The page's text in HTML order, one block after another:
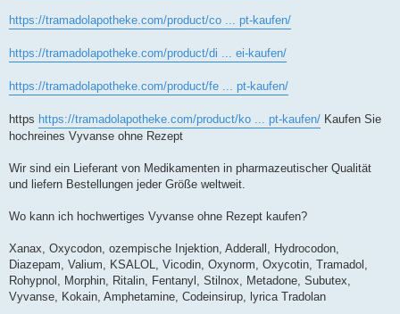
https://tramadolapotheke.com/product/co ... pt-kaufen/
https://tramadolapotheke.com/product/di ... ei-kaufen/
https://tramadolapotheke.com/product/fe ... pt-kaufen/
https https://tramadolapotheke.com/product/ko ... pt-kaufen/ Kaufen Sie
hochreines Vyvanse ohne Rezept
Wir sind ein Lieferant von Medikamenten in pharmazeutischer Qualität
und liefern Bestellungen jeder Größe weltweit.
Wo kann ich hochwertiges Vyvanse ohne Rezept kaufen?
Xanax, Oxycodon, ozempische Injektion, Adderall, Hydrocodon,
Diazepam, Valium, KSALOL, Vicodin, Oxynorm, Oxycotin, Tramadol,
Rohypnol, Morphin, Ritalin, Fentanyl, Stilnox, Metadone, Subutex,
Vyvanse, Kokain, Amphetamine, Codeinsirup, lyrica Tradolan